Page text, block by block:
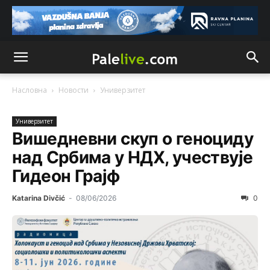
Насловна Новости Унивeрзитeт
Унивeрзитeт
Вишедневни скуп о геноциду
над Србима у НДХ, учествује
Гидеон Грајф
Katarina Divčić - 08/06/2026 0
Анонимно2806552 јуче 5:39